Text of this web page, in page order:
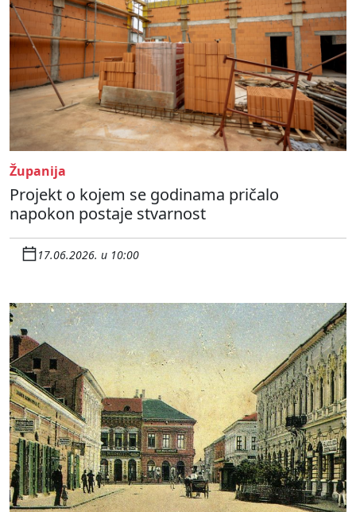
Županija
Projekt o kojem se godinama pričalo
napokon postaje stvarnost
17.06.2026. u 10:00